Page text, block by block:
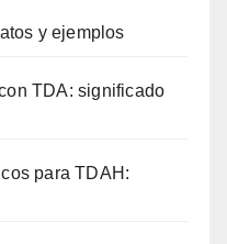
y ejemplos
TDA: significado
para TDAH: